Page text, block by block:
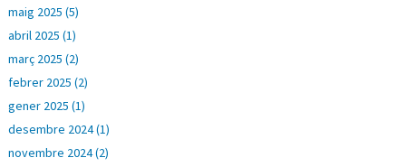
maig 2025 (5)
abril 2025 (1)
març 2025 (2)
febrer 2025 (2)
gener 2025 (1)
desembre 2024 (1)
novembre 2024 (2)